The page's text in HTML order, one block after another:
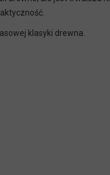
klasyki drewna.